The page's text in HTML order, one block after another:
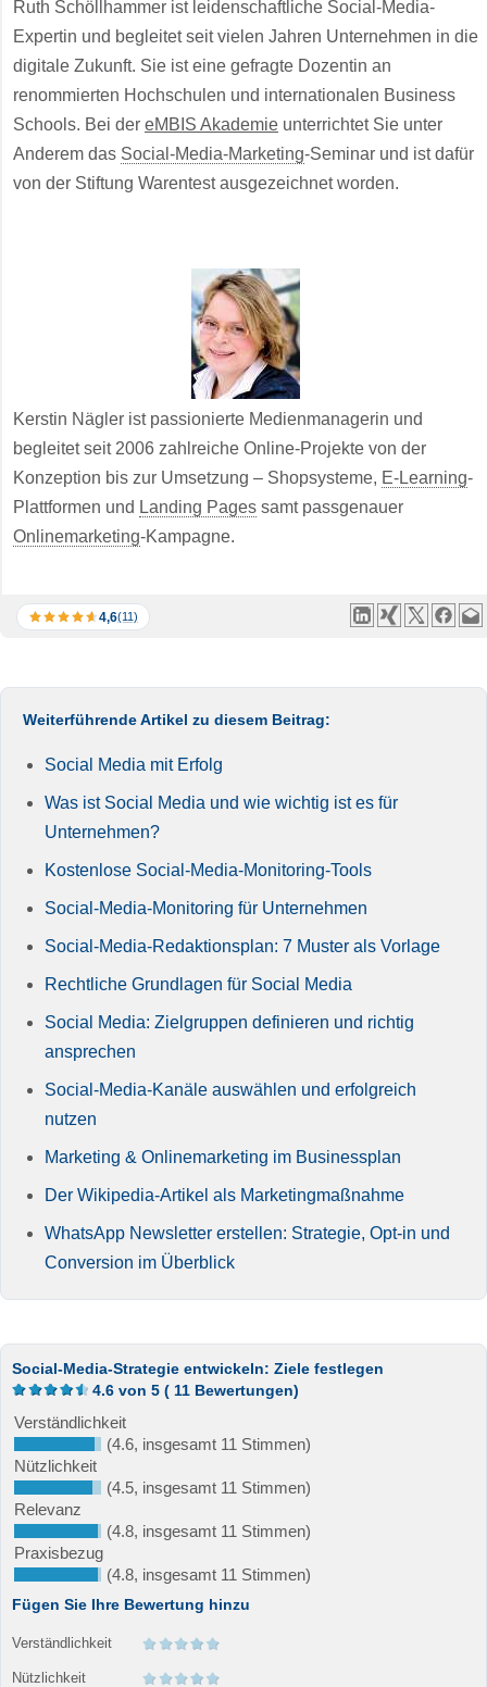
Ruth Schöllhammer ist leidenschaftliche Social-Media-
Expertin und begleitet seit vielen Jahren Unternehmen in die
digitale Zukunft. Sie ist eine gefragte Dozentin an
renommierten Hochschulen und internationalen Business
Schools. Bei der eMBIS Akademie unterrichtet Sie unter
Anderem das Social-Media-Marketing-Seminar und ist dafür
von der Stiftung Warentest ausgezeichnet worden.
Kerstin Nägler ist passionierte Medienmanagerin und
begleitet seit 2006 zahlreiche Online-Projekte von der
Konzeption bis zur Umsetzung – Shopsysteme, E-Learning-
Plattformen und Landing Pages samt passgenauer
Onlinemarketing-Kampagne.
4,6(11)
Weiterführende Artikel zu diesem Beitrag:
Social Media mit Erfolg
Was ist Social Media und wie wichtig ist es für
Unternehmen?
Kostenlose Social-Media-Monitoring-Tools
Social-Media-Monitoring für Unternehmen
Social-Media-Redaktionsplan: 7 Muster als Vorlage
Rechtliche Grundlagen für Social Media
Social Media: Zielgruppen definieren und richtig
ansprechen
Social-Media-Kanäle auswählen und erfolgreich
nutzen
Marketing & Onlinemarketing im Businessplan
Der Wikipedia-Artikel als Marketingmaßnahme
WhatsApp Newsletter erstellen: Strategie, Opt-in und
Conversion im Überblick
Social-Media-Strategie entwickeln: Ziele festlegen
4.6 von 5 ( 11 Bewertungen)
Verständlichkeit
(4.6, insgesamt 11 Stimmen)
Nützlichkeit
(4.5, insgesamt 11 Stimmen)
Relevanz
(4.8, insgesamt 11 Stimmen)
Praxisbezug
(4.8, insgesamt 11 Stimmen)
Fügen Sie Ihre Bewertung hinzu
Verständlichkeit
Nützlichkeit